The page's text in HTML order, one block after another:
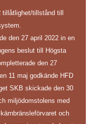
tillstånd till
den 27 april 2022 in en
beslut till Högsta
den 27
11 maj godkände HFD
SKB skickade den 30
miljödomstolens med
och